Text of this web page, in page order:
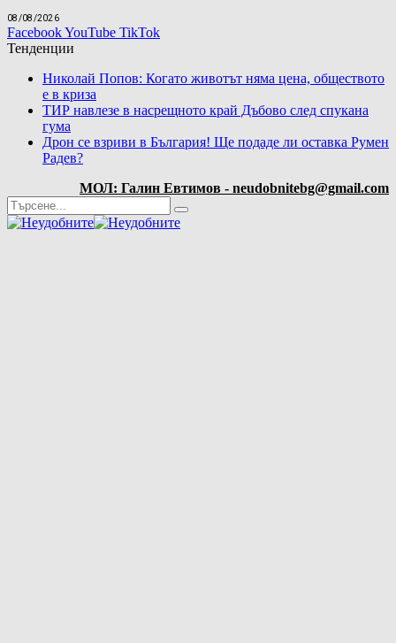
08/08/2026
FacebookYouTube TikTok
Тенденции
Николай Попов: Когато животът няма цена, обществото
е в криза
ТИР навлезе в насрещното край Дъбово след спукана
гума
Дрон се взриви в България! Ще подаде ли оставка Румен
Радев?
МОЛ: Галин Евтимов - neudobnitebg@gmail.com